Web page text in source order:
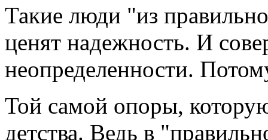
Такие люди "из
ценят надежность. И
неопределенности.
Той самой опоры,
детства. Ведь в